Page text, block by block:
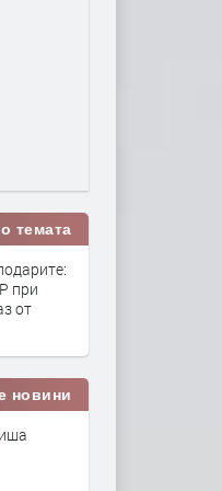
темата
при
от
новини